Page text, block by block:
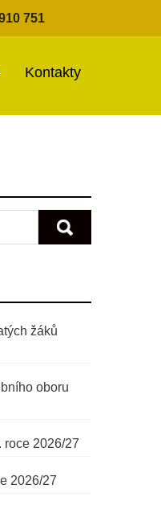
751
Kontakty
žáků
oboru
roce 2026/27
2026/27